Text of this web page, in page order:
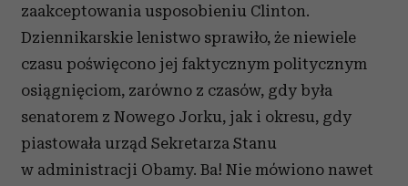
zaakceptowania usposobieniu Clinton.
Dziennikarskie lenistwo sprawiło, że niewiele
czasu poświęcono jej faktycznym politycznym
osiągnięciom, zarówno z czasów, gdy była
senatorem z Nowego Jorku, jak i okresu, gdy
piastowała urząd Sekretarza Stanu
w administracji Obamy. Ba! Nie mówiono nawet